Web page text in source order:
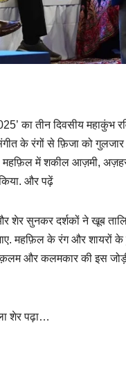
का तीन दिवसीय महाकुंभ
के रंगों से फ़िजा को गुलजार
में शकील आज़मी,
और पढ़ें
सुनकर दर्शकों ने खूब
महफ़िल के रंग और शायरों के
क़लम और कलमकार की इस
शेर पढ़ा…